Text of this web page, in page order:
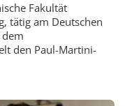
Fakultät
tätig am Deutschen
den Paul-Martini-